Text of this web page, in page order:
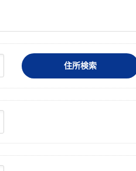
住所検索